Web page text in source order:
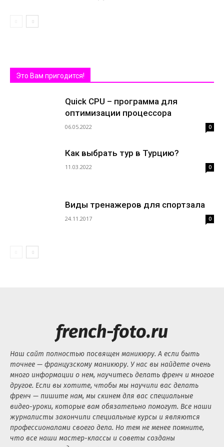
Это Вам пригодится!
Quick CPU – программа для
оптимизации процессора
06.05.2022 0
Как выбрать тур в Турцию?
11.03.2022 0
Виды тренажеров для спортзала
24.11.2017 0
french-foto.ru
Наш сайт полностью посвящен маникюру. А если быть
точнее — французскому маникюру. У нас вы найдете очень
много информации о нем, научитесь делать френч и многое
другое. Если вы хотите, чтобы мы научили вас делать
френч — пишите нам, мы скинем для вас специальные
видео-уроки, которые вам обязательно помогут. Все наши
журналисты закончили специальные курсы и являются
профессионалами своего дела. Но тем не менее помните,
что все наши мастер-классы и советы созданы